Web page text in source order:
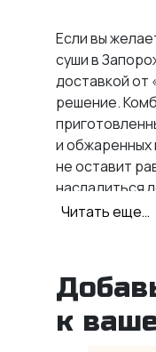
Если вы
суши в
доставкой от
решение.
и обжаренных
не оставит
насладиться
мидиями,
любителя
Читать еще…
к